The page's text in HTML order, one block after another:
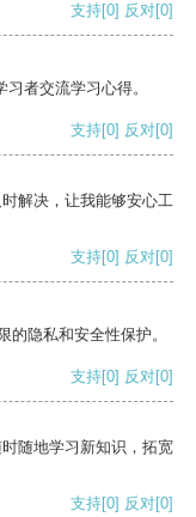
支持[0] 反对[0]
者交流学习心得。
支持[0] 反对[0]
解决，让我能够安心工
支持[0] 反对[0]
隐私和安全性保护。
支持[0] 反对[0]
随地学习新知识，拓宽
支持[0] 反对[0]